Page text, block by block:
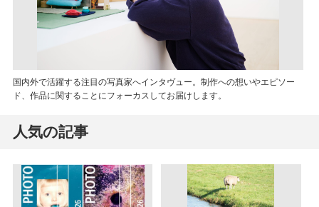
国内外で活躍する注目の写真家へインタヴュー。制作への想いやエピソー
ド、作品に関することにフォーカスしてお届けします。
人気の記事